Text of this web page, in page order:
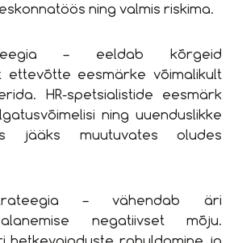
ning valmis riskima.
– eeldab kõrgeid
ettevõtte eesmärke võimalikult
HR-spetsialistide eesmärk
ning uuenduslikke
jääks muutuvates oludes
– vähendab äri
negatiivset mõju.